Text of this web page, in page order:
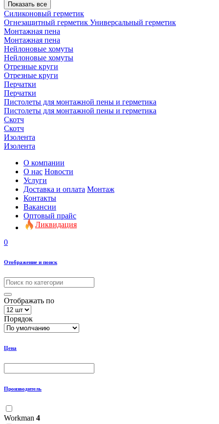
Показать все
Силиконовый герметик
Огнезащитный герметик Универсальный герметик
Монтажная пена
Монтажная пена
Нейлоновые хомуты
Нейлоновые хомуты
Отрезные круги
Отрезные круги
Перчатки
Перчатки
Пистолеты для монтажной пены и герметика
Пистолеты для монтажной пены и герметика
Скотч
Скотч
Изолента
Изолента
О компании
О нас Новости
Услуги
Доставка и оплата Монтаж
Контакты
Вакансии
Оптовый прайс
Ликвидация
0
Отображение и поиск
Отображать по
Порядок
Цена
Производитель
Workman 4